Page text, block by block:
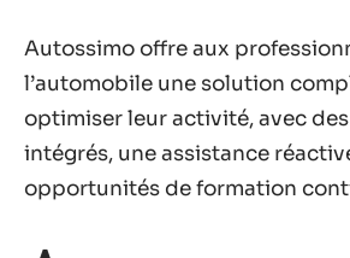
Autossimo offre aux
l’automobile une solution
optimiser leur activité, avec
intégrés, une assistance
opportunités de formation